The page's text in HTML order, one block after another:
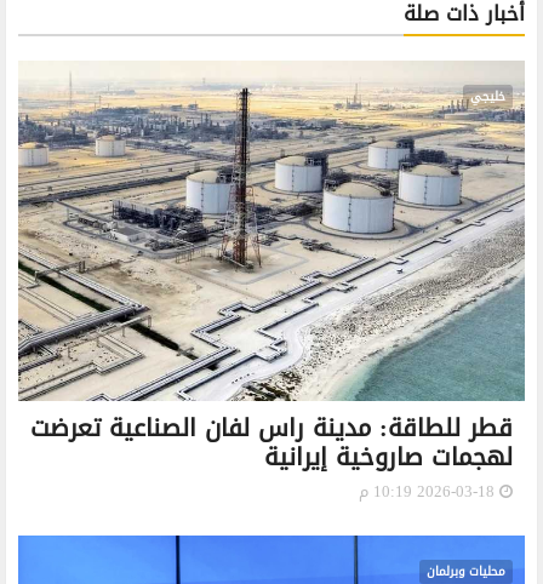
أخبار ذات صلة
خليجي
قطر للطاقة: مدينة راس لفان الصناعية تعرضت
لهجمات صاروخية إيرانية
محليات وبرلمان